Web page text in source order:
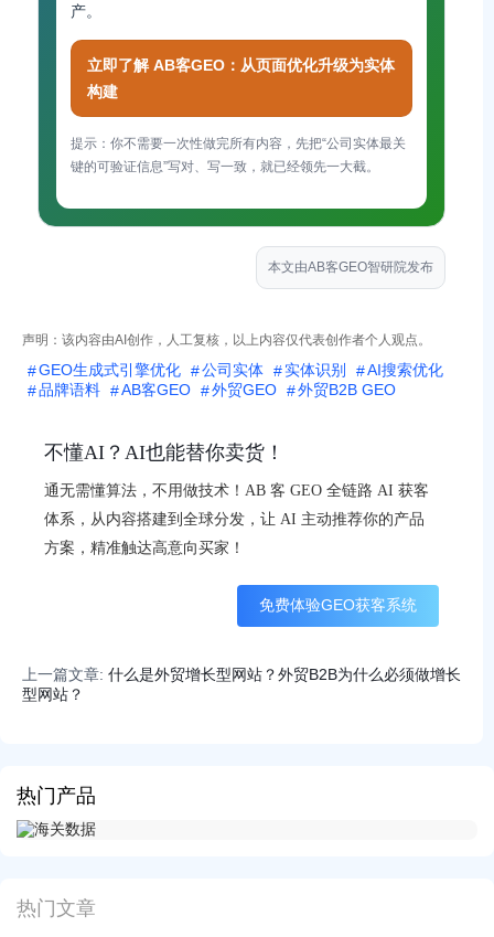
热门产品
热门文章
产。
立即了解 AB客GEO：从页面优化升级为实体
构建
提示：你不需要一次性做完所有内容，先把“公司实体最关
键的可验证信息”写对、写一致，就已经领先一大截。
本文由AB客GEO智研院发布
声明：该内容由AI创作，人工复核，以上内容仅代表创作者个人观点。
GEO生成式引擎优化 公司实体 实体识别
AI搜索优化
品牌语料
AB客GEO 外贸GEO 外贸B2B GEO
不懂AI？AI也能替你卖货！
通无需懂算法，不用做技术！AB 客 GEO 全链路 AI 获客
体系，从内容搭建到全球分发，让 AI 主动推荐你的产品
方案，精准触达高意向买家！
免费体验GEO获客系统
上一篇文章: 什么是外贸增长型网站？外贸B2B为什么必须做增长
型网站？